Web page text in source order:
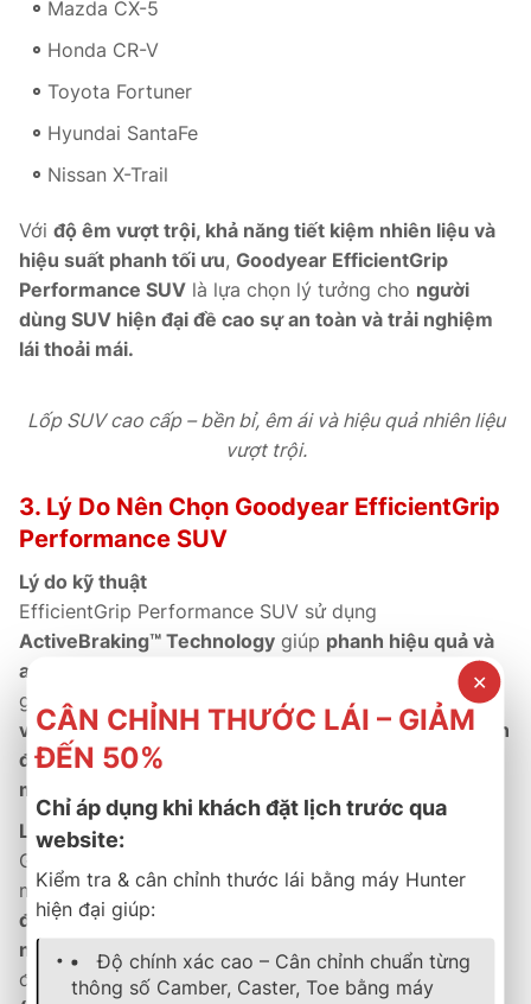
Mazda CX-5
Honda CR-V
Toyota Fortuner
Hyundai SantaFe
Nissan X-Trail
Với độ êm vượt trội, khả năng tiết kiệm nhiên liệu và
hiệu suất phanh tối ưu, Goodyear EfficientGrip
Performance SUV là lựa chọn lý tưởng cho người
dùng SUV hiện đại đề cao sự an toàn và trải nghiệm
lái thoải mái.
Lốp SUV cao cấp – bền bỉ, êm ái và hiệu quả nhiên liệu
vượt trội.
3. Lý Do Nên Chọn Goodyear EfficientGrip
Performance SUV
Lý do kỹ thuật
EfficientGrip Performance SUV sử dụng
ActiveBraking™ Technology giúp phanh hiệu quả và
an toàn hơn
FuelSaving Compound
giúptiết kiệm nhiên liệu vượt trội. Thiết kế
khối vai
vững chắc và cấu trúc khung lốp cứng cápgiúpxe ổn
định khi vào cua và kiểm soát lái chính xác hơn trên
mọi cung đường.
Lý do thương mại
Goodyear cung cấp
mãi minh bạch và hệ thống đại lý phủ toàn quốc. Với
độ bền cao, độ êm vượt trội và hiệu suất tiết kiệm
nhiên liệu hàng đầu,
EfficientGrip Performance SUV
được nhiều hãng xe SUV chọn làm lốp nguyên bản
✕
CÂN CHỈNH THƯỚC LÁI – GIẢM
ĐẾN 50%
Chỉ áp dụng khi khách đặt lịch trước qua
website:
Kiểm tra & cân chỉnh thước lái bằng máy Hunter
hiện đại giúp:
Độ chính xác cao – Cân chỉnh chuẩn từng
thông số Camber, Caster, Toe bằng máy